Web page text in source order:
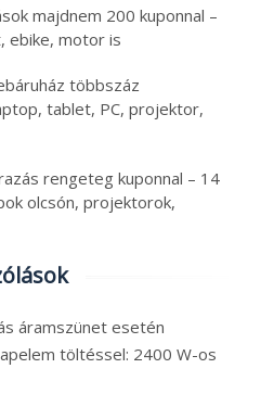
majdnem 200 kuponnal –
ebike, motor is
többszáz
tablet, PC, projektor,
rengeteg kuponnal – 14
olcsón, projektorok,
áramszünet esetén
töltéssel: 2400 W-os